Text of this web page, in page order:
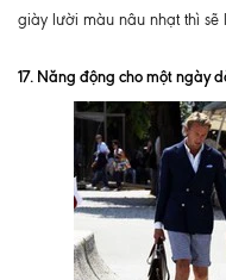
giày lười màu nâu nhạt thì sẽ
17. Năng động cho một ngày